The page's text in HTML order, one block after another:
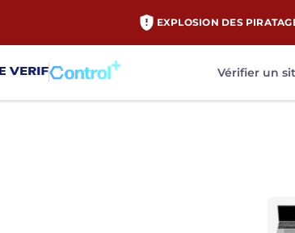
EXPLOSION DES
Vérifier un